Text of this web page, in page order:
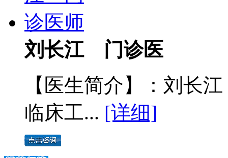
刘长江 门诊医
【医生简介】：刘长
临床工... [详细]